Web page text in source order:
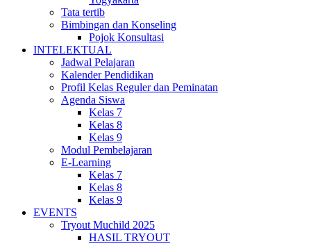
Tata tertib
Bimbingan dan Konseling
Pojok Konsultasi
INTELEKTUAL
Jadwal Pelajaran
Kalender Pendidikan
Profil Kelas Reguler dan Peminatan
Agenda Siswa
Kelas 7
Kelas 8
Kelas 9
Modul Pembelajaran
E-Learning
Kelas 7
Kelas 8
Kelas 9
EVENTS
Tryout Muchild 2025
HASIL TRYOUT